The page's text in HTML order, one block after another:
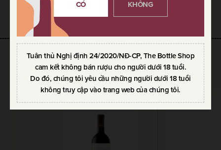
CÓ KHÔNG
Tuân thủ Nghị định 24/2020/NĐ-CP, The Bottle Shop
cam kết không bán rượu cho người dưới 18 tuổi.
Do đó, chúng tôi yêu cầu những người dưới 18 tuổi
không truy cập vào trang web của chúng tôi.
SẢN PHẨM YÊU THÍCH
SẢN PHẨM CÙNG THƯƠNG HIỆU